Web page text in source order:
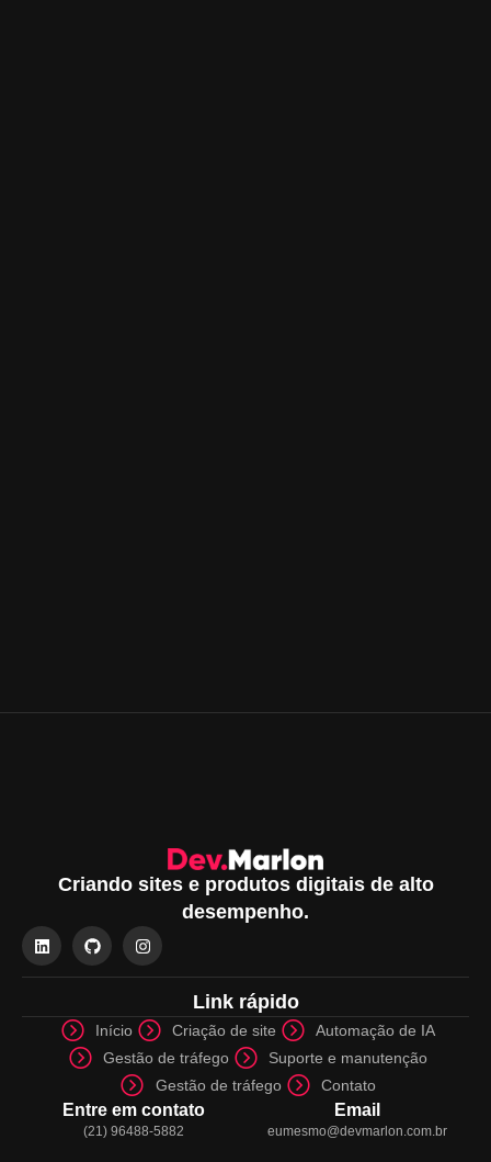
Criando sites e produtos digitais de alto
desempenho.
Link rápido
Início Criação de site
Automação de IA
Gestão de tráfego
Suporte e manutenção
Gestão de tráfego
Contato
Entre em contato
(21) 96488-5882
Email
eumesmo@devmarlon.com.br